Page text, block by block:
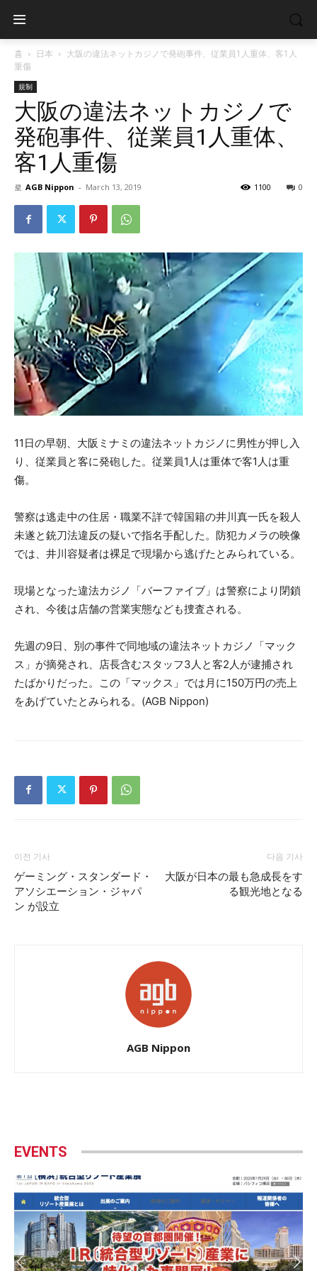
홈 日本
大阪の違法ネットカジノで発砲事件、従業員1人重体、客1人
重傷
規制
大阪の違法ネットカジノで
発砲事件、従業員1人重体、
客1人重傷
로 AGB Nippon - March 13, 2019 0
1100
11日の早朝、大阪ミナミの違法ネットカジノに男性が押し入
り、従業員と客に発砲した。従業員1人は重体で客1人は重
傷。
警察は逃走中の住居・職業不詳で韓国籍の井川真一氏を殺人
未遂と銃刀法違反の疑いで指名手配した。防犯カメラの映像
では、井川容疑者は裸足で現場から逃げたとみられている。
現場となった違法カジノ「バーファイブ」は警察により閉鎖
され、今後は店舗の営業実態なども捜査される。
先週の9日、別の事件で同地域の違法ネットカジノ「マック
ス」が摘発され、店長含むスタッフ3人と客2人が逮捕され
たばかりだった。この「マックス」では月に150万円の売上
をあげていたとみられる。(AGB Nippon)
이전 기사
ゲーミング・スタンダード・
アソシエーション・ジャパ
ン が設立
다음 기사
大阪が日本の最も急成長をす
る観光地となる
AGB Nippon
EVENTS